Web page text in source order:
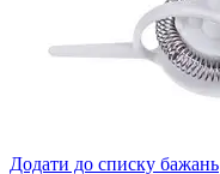
Додати до списку бажань